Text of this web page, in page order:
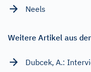
Neels
Weitere Artikel aus
Dubcek, A.: